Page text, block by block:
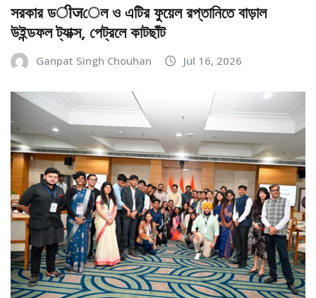
সরকার ডीजেল ও এটির ফুয়েল রপ্তানিতে বাড়াল
উইন্ডফল ট্যাক্স, পেট্রলে কাটছাঁট
Ganpat Singh Chouhan Jul 16, 2026